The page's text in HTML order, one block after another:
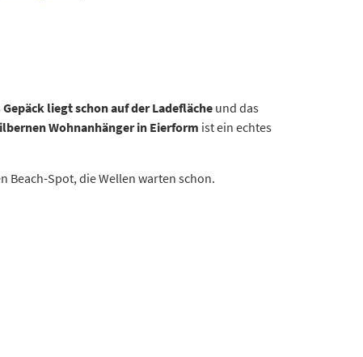
Gepäck liegt schon auf der Ladefläche und das
Wohnanhänger in Eierform ist ein echtes
Beach-Spot, die Wellen warten schon.